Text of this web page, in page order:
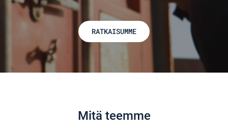
RATKAISUMME
Mitä teemme